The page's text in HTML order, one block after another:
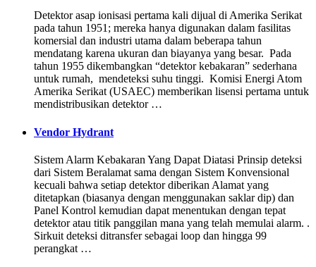
Detektor asap ionisasi pertama kali dijual di Amerika Serikat
pada tahun 1951; mereka hanya digunakan dalam fasilitas
komersial dan industri utama dalam beberapa tahun
mendatang karena ukuran dan biayanya yang besar. Pada
tahun 1955 dikembangkan “detektor kebakaran” sederhana
untuk rumah, mendeteksi suhu tinggi. Komisi Energi Atom
Amerika Serikat (USAEC) memberikan lisensi pertama untuk
mendistribusikan detektor …
Vendor Hydrant
Sistem Alarm Kebakaran Yang Dapat Diatasi Prinsip deteksi
dari Sistem Beralamat sama dengan Sistem Konvensional
kecuali bahwa setiap detektor diberikan Alamat yang
ditetapkan (biasanya dengan menggunakan saklar dip) dan
Panel Kontrol kemudian dapat menentukan dengan tepat
detektor atau titik panggilan mana yang telah memulai alarm. .
Sirkuit deteksi ditransfer sebagai loop dan hingga 99
perangkat …